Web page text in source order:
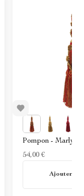
Pompon - Marly
54,00 €
Ajouter au